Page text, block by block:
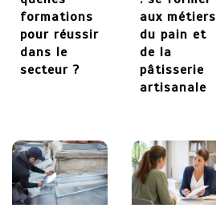
27 mai 2026
formations
pour réussir
dans le
secteur ?
aux métiers
du pain et
de la
pâtisserie
artisanale